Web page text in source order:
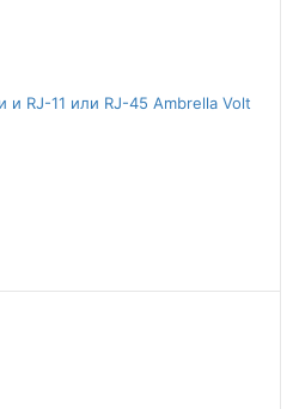
и RJ-11 или RJ-45 Ambrella Volt